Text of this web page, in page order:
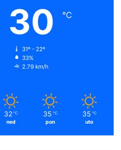
30 ℃
31º - 22º
33%
2.79 km/h
32 ℃
ned
35 ℃
pon
35 ℃
uto